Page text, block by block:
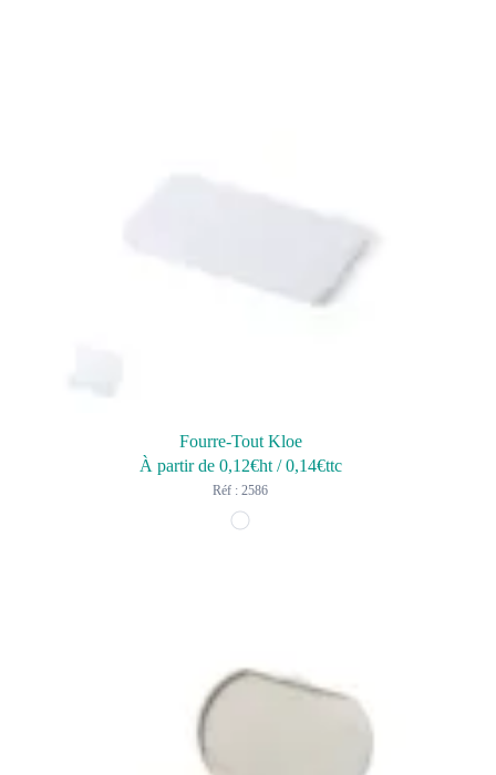
Fourre-Tout Kloe
À partir de 0,12€ht/0,14€ttc
Réf : 2586